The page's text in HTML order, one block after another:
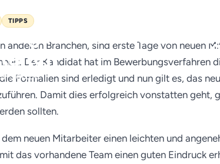
Tag für neue
Job.de
TIPPS
anderen Branchen, sind erste Tage von neuen
Der Kandidat hat im Bewerbungsverfahren
Formalien sind erledigt und nun gilt es, das
Damit dies erfolgreich vonstatten geht,
sollten.
neuen Mitarbeiter einen leichten und
das vorhandene Team einen guten Eindruck